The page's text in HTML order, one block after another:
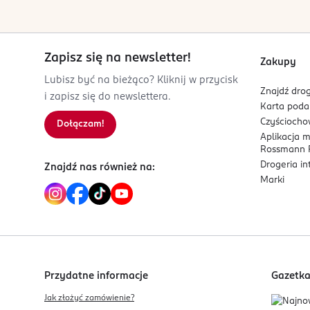
447396934636
Kod EAN
5 060796 560275
Zapisz się na newsletter!
Lubisz być na bieżąco? Kliknij w przycisk
i zapisz się do newslettera.
Dołączam!
Znajdź nas również na:
Zakupy
Znajdź
Karta
Aplikacja
Rossmann
Drogeria
Marki
Przydatne informacje
Jak złożyć zamówienie?
Gazetka